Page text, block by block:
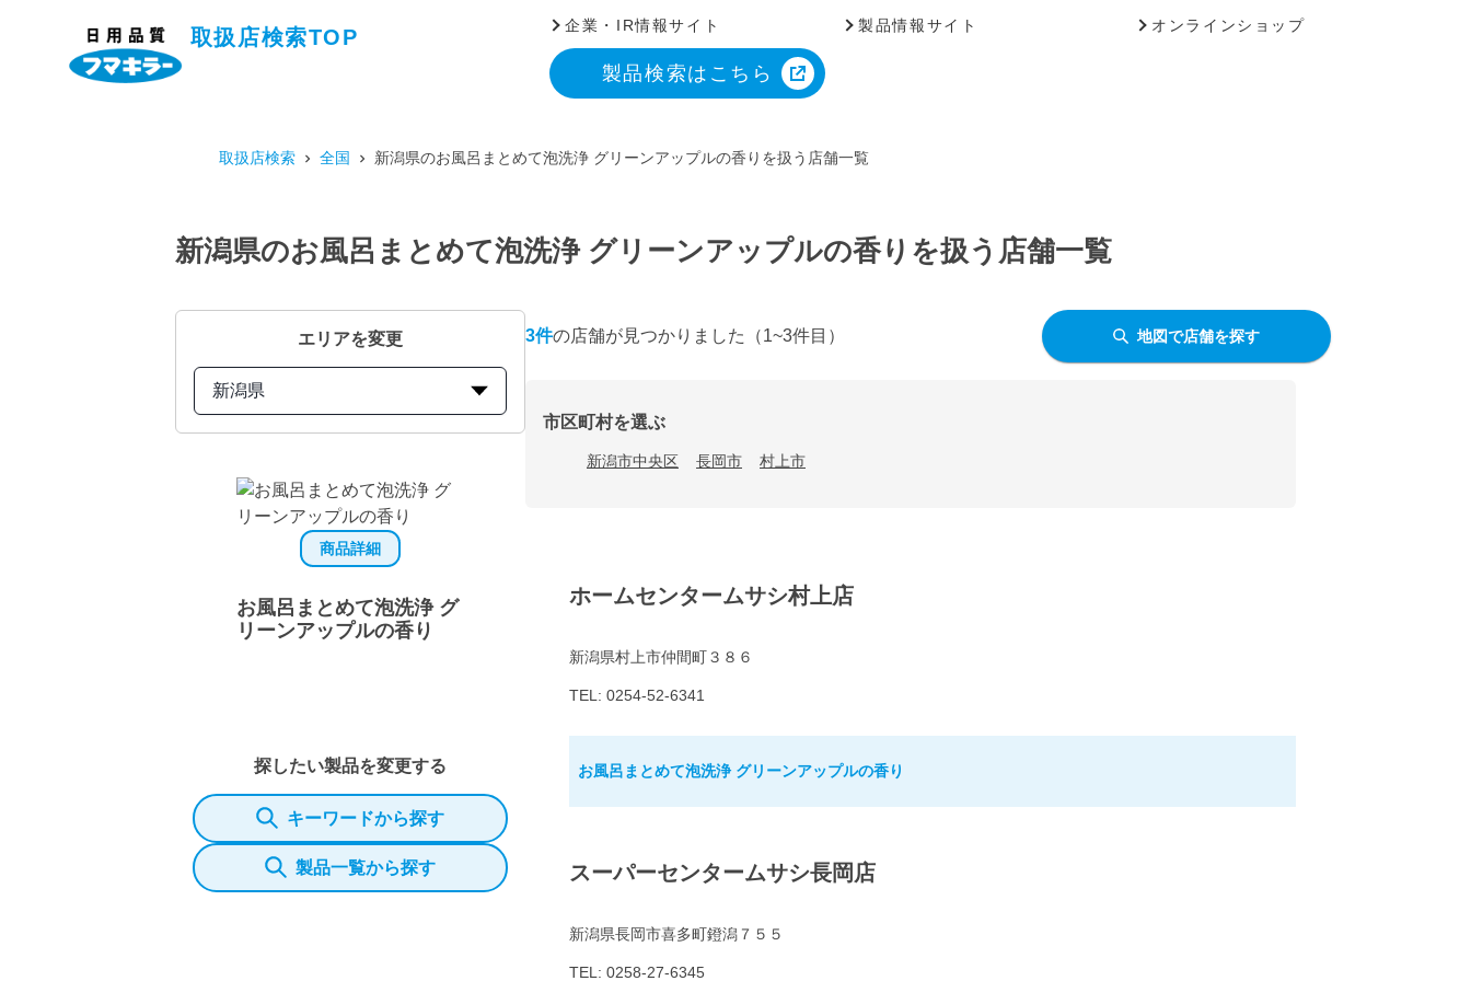
取扱店検索TOP
企業・IR情報サイト 製品情報サイト オンラインショップ
製品検索はこちら
取扱店検索 全国 新潟県のお風呂まとめて泡洗浄 グリーンアップルの香りを扱う店舗一覧
新潟県のお風呂まとめて泡洗浄 グリーンアップルの香りを扱う店舗一覧
エリアを変更
新潟県
商品詳細
お風呂まとめて泡洗浄 グ
リーンアップルの香り
探したい製品を変更する
キーワードから探す
製品一覧から探す
3件の店舗が見つかりました （1~3件目） 地図で店舗を探す
市区町村を選ぶ
新潟市中央区 長岡市 村上市
ホームセンタームサシ村上店
新潟県村上市仲間町３８６
TEL: 0254-52-6341
お風呂まとめて泡洗浄 グリーンアップルの香り
スーパーセンタームサシ長岡店
新潟県長岡市喜多町鐙潟７５５
TEL: 0258-27-6345